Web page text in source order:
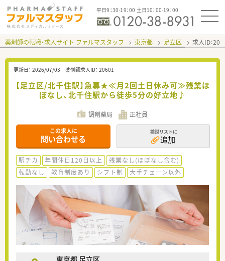
平日9：30-19：00 土日10：00-19：00
薬剤師の転職・求人サイト ファルマスタッフ 東京都 足立区 求人ID：
更新日： 2026/07/03 薬剤師求人ID： 20601
【足立区/北千住駅】急募★≪月2回土日休み可≫残業ほ
ぼなし、北千住駅から徒歩5分の好立地♪
調剤薬局 正社員
この求人に
問い合わせる
検討リストに
追加
駅チカ 年間休日120日以上
残業なし(ほぼなし含む)
転勤なし
教育制度あり シフト制 大手チェーン以外
東京都 足立区